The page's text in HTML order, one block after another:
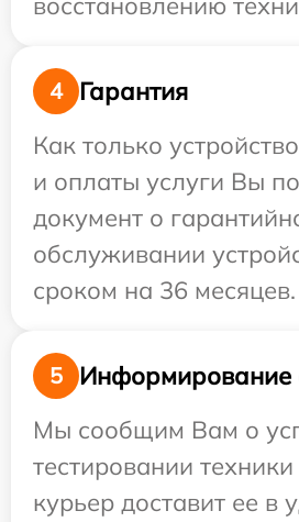
4
Гарантия
Как только
и оплаты услуги Вы
документ о
обслуживании
сроком на 36 месяцев.
5
Информирование
Мы сообщим Вам о
тестировании
курьер доставит ее в